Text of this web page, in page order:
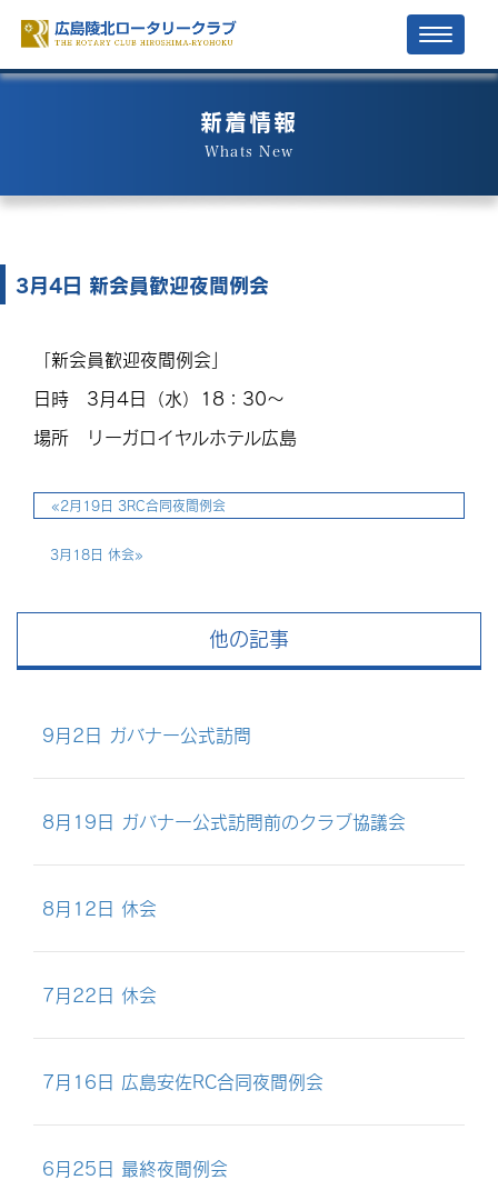
Toggle
新着情報
Whats New
3月4日 新会員歓迎夜間例会
「新会員歓迎夜間例会」
日時 3月4日（水）18：30～
場所 リーガロイヤルホテル広島
«2月19日 3RC合同夜間例会
3月18日 休会»
他の記事
9月2日 ガバナー公式訪問
8月19日 ガバナー公式訪問前のクラブ協議会
8月12日 休会
7月22日 休会
7月16日 広島安佐RC合同夜間例会
6月25日 最終夜間例会